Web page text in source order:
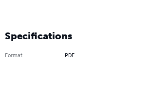
Specifications
Format PDF